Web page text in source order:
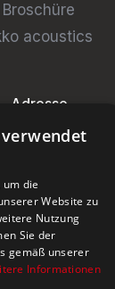
Broschüre
acoustics
Adresse
Group GmbH
Kaiserstuhl
43 433 00 25
die
Website zu
Nutzung
Sie der
gemäß unserer
Informationen